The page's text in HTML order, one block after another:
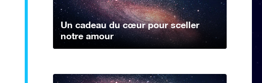
Un cadeau du cœur pour sceller
notre amour